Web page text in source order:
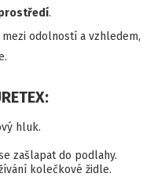
.
odolností a vzhledem,
hluk.
zašlapat do podlahy.
kolečkové židle.